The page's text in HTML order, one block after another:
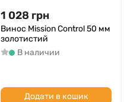
1 028 грн
Винос Mission Control 50 мм
золотистий
В наличии
Додати в кошик